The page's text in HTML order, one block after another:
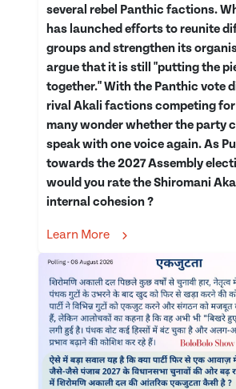
several rebel Panthic factions.
has launched efforts to reunite
groups and strengthen its
argue that it is still "putting the
together." With the Panthic vote
rival Akali factions competing
many wonder whether the party
speak with one voice again. As
towards the 2027 Assembly
would you rate the Shiromani
internal cohesion ?
Learn More